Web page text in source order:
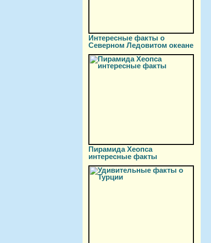
Интересные факты о
Северном Ледовитом океане
Пирамида Хеопса
интересные факты